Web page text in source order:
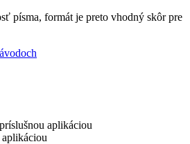
písma, formát je preto vhodný skôr pre
aplikáciou
aplikáciou